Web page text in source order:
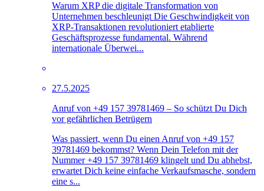
Warum XRP die digitale Transformation von
Unternehmen beschleunigt Die Geschwindigkeit von
XRP-Transaktionen revolutioniert etablierte
Geschäftsprozesse fundamental. Während
internationale Überwei...
27.5.2025
Anruf von +49 157 39781469 – So schützt Du Dich
vor gefährlichen Betrügern
Was passiert, wenn Du einen Anruf von +49 157
39781469 bekommst? Wenn Dein Telefon mit der
Nummer +49 157 39781469 klingelt und Du abhebst,
erwartet Dich keine einfache Verkaufsmasche, sondern
eine s...